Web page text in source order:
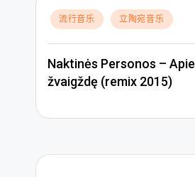
Posted
流行音乐 立陶宛音乐
Naktinės Personos – Apie
žvaigždę (remix 2015)